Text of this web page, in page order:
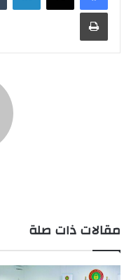
طباعة
مقالات ذات صلة